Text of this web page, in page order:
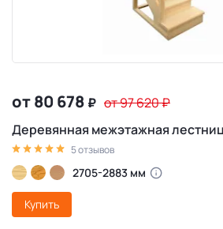
от 80 678 ₽ от 97 620₽
Деревянная межэтажная
5 отзывов
2705-2883 мм
Купить